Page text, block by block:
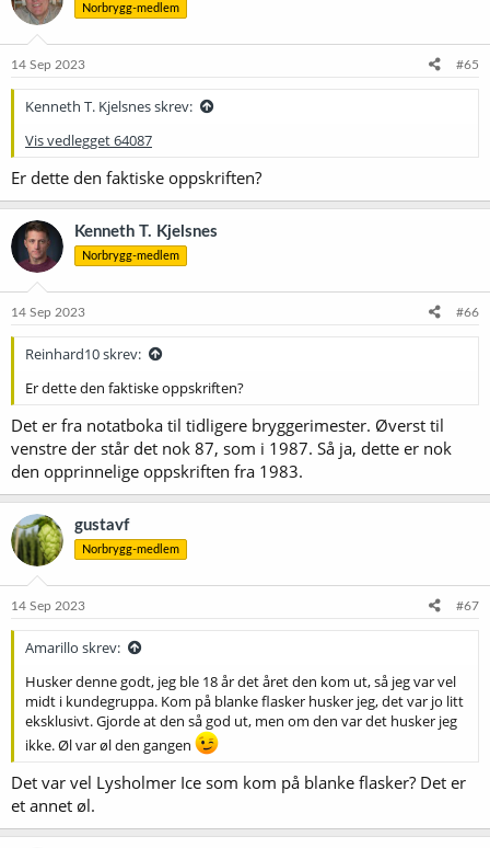
j
o
e
Norbrygg-medlem
14 Sep 2023 #65
Kenneth T. Kjelsnes skrev:
Vis vedlegget 64087
Er dette den faktiske oppskriften?
Kenneth T. Kjelsnes
Norbrygg-medlem
14 Sep 2023 #66
Reinhard10 skrev:
Er dette den faktiske oppskriften?
Det er fra notatboka til tidligere bryggerimester. Øverst til
venstre der står det nok 87, som i 1987. Så ja, dette er nok
den opprinnelige oppskriften fra 1983.
gustavf
Norbrygg-medlem
14 Sep 2023 #67
Amarillo skrev:
Husker denne godt, jeg ble 18 år det året den kom ut, så jeg var vel
midt i kundegruppa. Kom på blanke flasker husker jeg, det var jo litt
eksklusivt. Gjorde at den så god ut, men om den var det husker jeg
ikke. Øl var øl den gangen
Det var vel Lysholmer Ice som kom på blanke flasker? Det er
et annet øl.